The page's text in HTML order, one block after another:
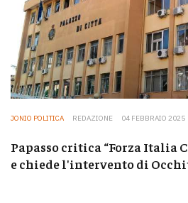
JONIO POLITICA REDAZIONE 04 FEBBRAIO 2025
Papasso critica “Forza Italia
e chiede l'intervento di